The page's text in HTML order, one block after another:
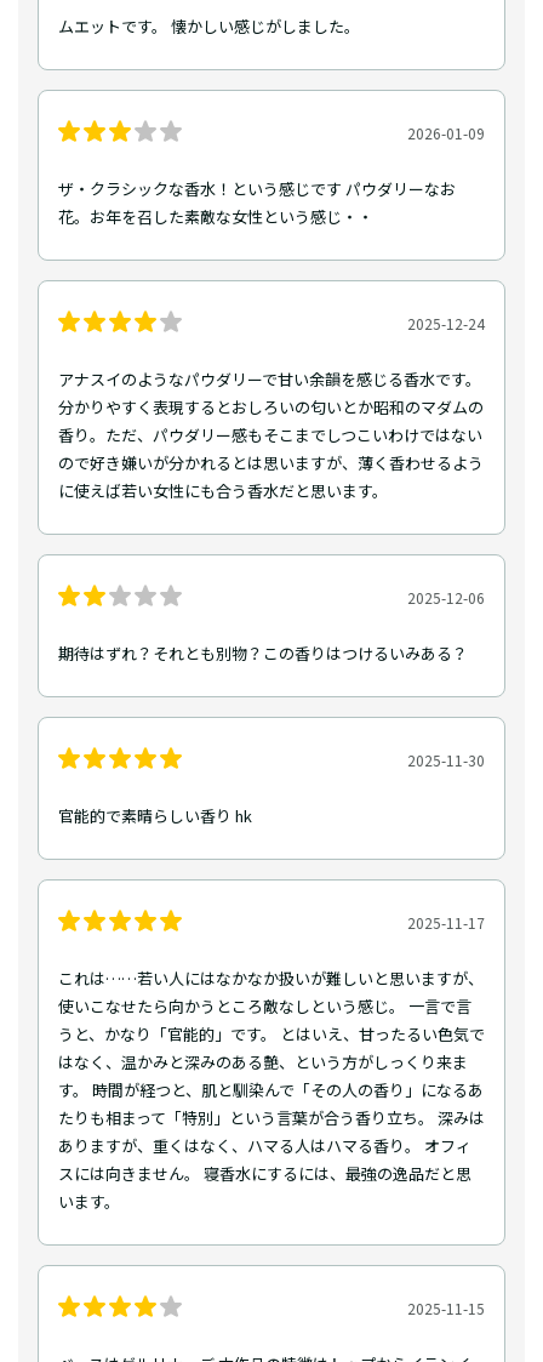
ムエットです。 懐かしい感じがしました。
2026-01-09
ザ・クラシックな香水！という感じです パウダリーなお
花。お年を召した素敵な女性という感じ・・
2025-12-24
アナスイのようなパウダリーで甘い余韻を感じる香水です。
分かりやすく表現するとおしろいの匂いとか昭和のマダムの
香り。ただ、パウダリー感もそこまでしつこいわけではない
ので好き嫌いが分かれるとは思いますが、薄く香わせるよう
に使えば若い女性にも合う香水だと思います。
2025-12-06
期待はずれ？それとも別物？この香りはつけるいみある？
2025-11-30
官能的で素晴らしい香り hk
2025-11-17
これは……若い人にはなかなか扱いが難しいと思いますが、
使いこなせたら向かうところ敵なしという感じ。 一言で言
うと、かなり「官能的」です。 とはいえ、甘ったるい色気で
はなく、温かみと深みのある艶、という方がしっくり来ま
す。 時間が経つと、肌と馴染んで「その人の香り」になるあ
たりも相まって「特別」という言葉が合う香り立ち。 深みは
ありますが、重くはなく、ハマる人はハマる香り。 オフィ
スには向きません。 寝香水にするには、最強の逸品だと思
います。
2025-11-15